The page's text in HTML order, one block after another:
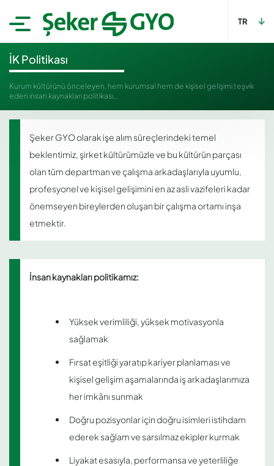
TR
İK Politikası
Kurum kültürünü önceleyen, hem kurumsal hem de kişisel gelişimi teşvik
eden insan kaynakları politikası...
Şeker GYO olarak işe alım süreçlerindeki temel
beklentimiz, şirket kültürümüzle ve bu kültürün parçası
olan tüm departman ve çalışma arkadaşlarıyla uyumlu,
profesyonel ve kişisel gelişimini en az asli vazifeleri kadar
önemseyen bireylerden oluşan bir çalışma ortamı inşa
etmektir.
İnsan kaynakları politikamız:
Yüksek verimliliği, yüksek motivasyonla
sağlamak
Fırsat eşitliği yaratıp kariyer planlaması ve
kişisel gelişim aşamalarında iş arkadaşlarımıza
her imkânı sunmak
Doğru pozisyonlar için doğru isimleri istihdam
ederek sağlam ve sarsılmaz ekipler kurmak
Liyakat esasıyla, performansa ve yeterliliğe